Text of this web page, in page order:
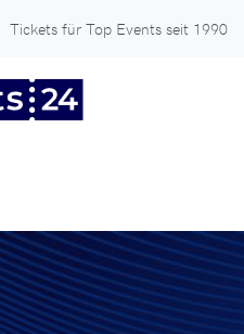
Tickets für Top Events seit 1990